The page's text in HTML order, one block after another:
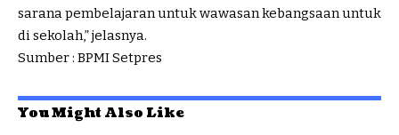
sarana pembelajaran untuk wawasan kebangsaan untuk
di sekolah,” jelasnya.
Sumber : BPMI Setpres
You Might Also Like